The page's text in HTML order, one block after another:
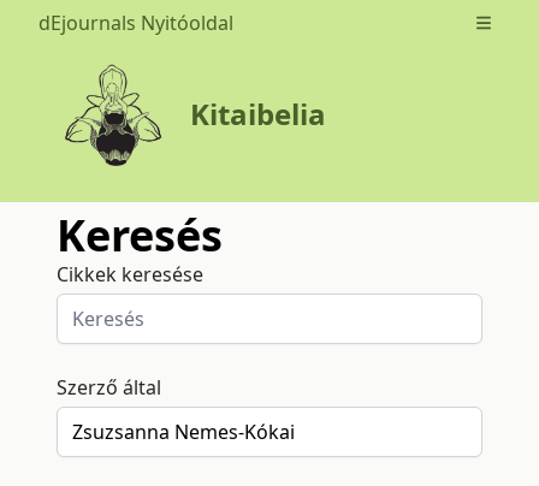
dEjournals Nyitóoldal Open
Kitaibelia
Keresés
Cikkek keresése
Szerző által